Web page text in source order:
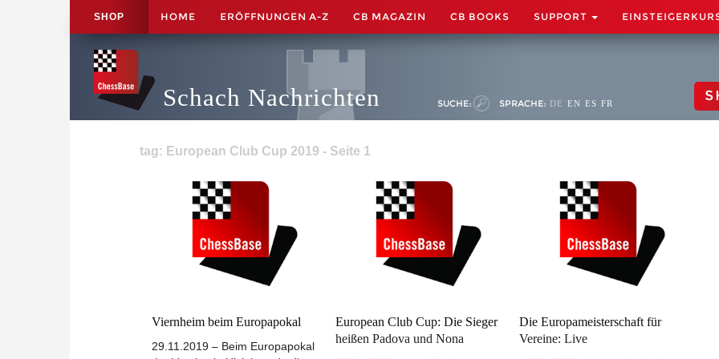
SHOP HOME ERÖFFNUNGEN A-Z CB MAGAZIN CB BOOKS SUPPORT
Schach Nachrichten SUCHE: SPRACHE: DE EN ES FR
tag: European Club Cup 2019 - Seite 1
Viernheim beim Europapokal
29.11.2019 – Beim Europapokal
European Club Cup: Die Sieger
heißen Padova und Nona
Die Europameisterschaft für
Vereine: Live